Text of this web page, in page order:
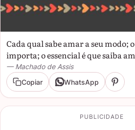
Cada qual sabe amar a seu modo;
importa; o essencial é que saiba
— Machado de Assis
Copiar
WhatsApp
PUBLICIDADE